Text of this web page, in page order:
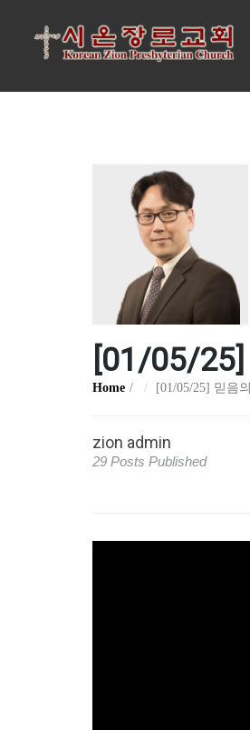
[01/05/
Home [01/05/25] 믿음
zion admin
29 Posts Published